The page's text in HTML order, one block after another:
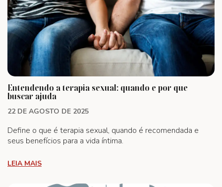
Entendendo a terapia sexual: quando e por que
buscar ajuda
22 DE AGOSTO DE 2025
Define o que é terapia sexual, quando é recomendada e
seus benefícios para a vida íntima.
LEIA MAIS